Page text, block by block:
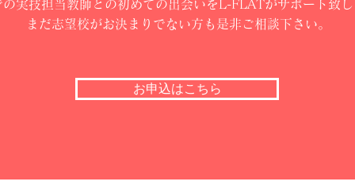
の実技担当教師との初めての出会いをL-FLATがサポート致し
​まだ志望校がお決まりでない方も是非ご相談下さい。
お申込はこちら